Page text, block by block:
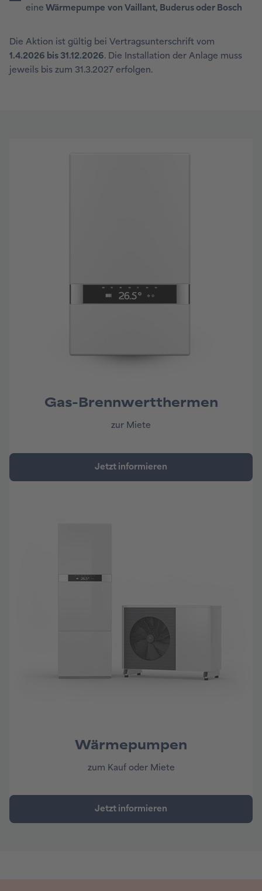
eine Wärmepumpe von Vaillant, Buderus oder Bosch
Die Aktion ist gültig bei Vertragsunterschrift vom
1.4.2026 bis 31.12.2026. Die Installation der Anlage muss
jeweils bis zum 31.3.2027 erfolgen.
Gas-Brennwertthermen
zur Miete
Wärmepumpen
zum Kauf oder Miete